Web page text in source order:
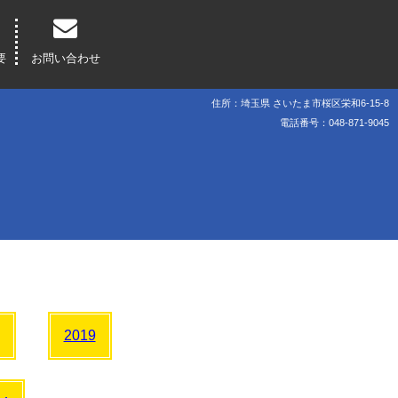
住所：埼玉県 さいたま市桜区栄和6-15-8
電話番号：048-871-9045
お問い合わせ
2019